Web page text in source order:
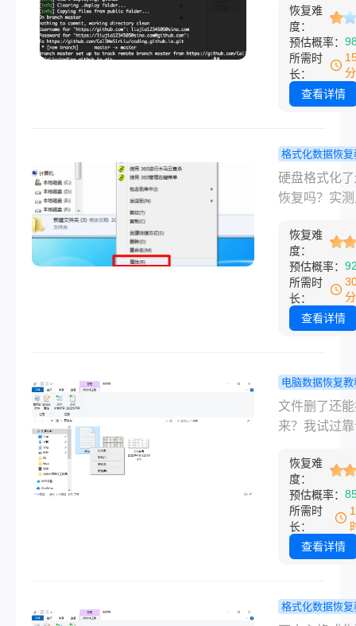
其实先搞清
的情况属于
类、能不能
家搞定，比
门找店更管
篇文章先把
复方法讲清
你推荐几家
地的靠谱机
盖误删、格
分区丢失、
理损坏等常
况。
法！
文件夹整个
废纸篓，然
快点了“清倒
——当时整个
懵了。我自
堆旅行照片
了整晚才找
实话，Mac电
儿，只要方
动作快，绝
情况都能救
这篇文章我
免费到付费
单到复杂的
误删、格式
区丢失等常
景。希望能
恢复难
度：
预估概率：
所需时
长：
查看详情
格式化数据恢复
硬盘格式化
恢复数据吗
法！
硬盘格式化
恢复吗？实
小刘不小心
硬盘点了“格
里面几百张
片一下子全
他急得团团
吗？”说实话
问题我遇到
次，自己也
——第一次格
盘后立刻存
件，结果恢
到三成。今
我亲身试过
朋友验证过
方法整理出
删、格式化
恢复难
度：
预估概率：
所需时
长：
查看详情
电脑数据恢复教
么恢复数据
试过靠谱的
文件删了还
来？我试过
事处理了一
事：他U盘
婚礼照片，
手滑点了“删
空回收站”，
的坑——去年
恢复难
度：
预估概率：
所需时
长：
查看详情
格式化数据恢复